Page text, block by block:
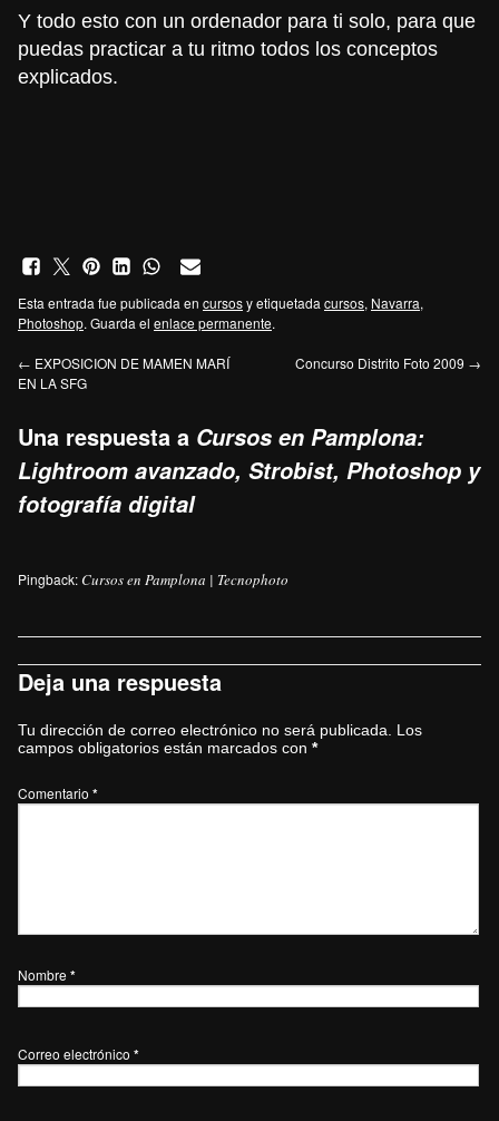
Y todo esto con un ordenador para ti solo, para que
puedas practicar a tu ritmo todos los conceptos
explicados.
Esta entrada fue publicada en cursosy etiquetada cursos, Navarra,
Photoshop. Guarda el enlace permanente.
← EXPOSICION DE MAMEN MARÍ
EN LA SFG
Concurso Distrito Foto 2009 →
Una respuesta a Cursos en Pamplona:
Lightroom avanzado, Strobist, Photoshop y
fotografía digital
Pingback:Cursos en Pamplona | Tecnophoto
Deja una respuesta
Tu dirección de correo electrónico no será publicada.
Los
campos obligatorios están marcados con *
Comentario *
Nombre *
Correo electrónico *